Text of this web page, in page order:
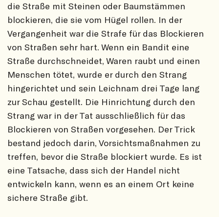
die Straße mit Steinen oder Baumstämmen
blockieren, die sie vom Hügel rollen. In der
Vergangenheit war die Strafe für das Blockieren
von Straßen sehr hart. Wenn ein Bandit eine
Straße durchschneidet, Waren raubt und einen
Menschen tötet, wurde er durch den Strang
hingerichtet und sein Leichnam drei Tage lang
zur Schau gestellt. Die Hinrichtung durch den
Strang war in der Tat ausschließlich für das
Blockieren von Straßen vorgesehen. Der Trick
bestand jedoch darin, Vorsichtsmaßnahmen zu
treffen, bevor die Straße blockiert wurde. Es ist
eine Tatsache, dass sich der Handel nicht
entwickeln kann, wenn es an einem Ort keine
sichere Straße gibt.